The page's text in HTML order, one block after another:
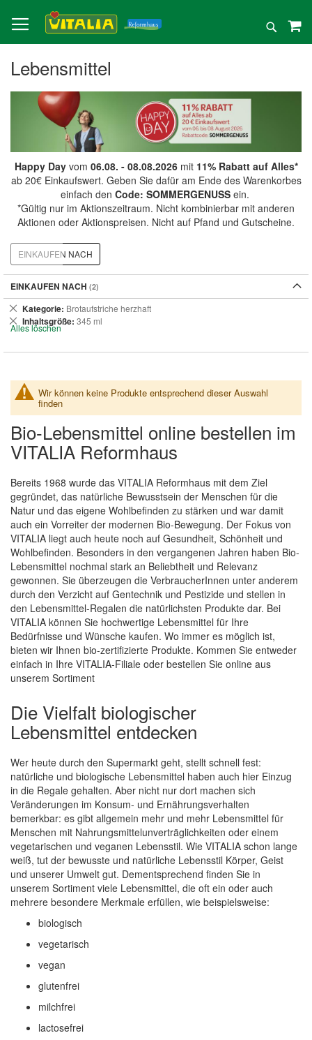
zum
Inhalt
Suche
Lebensmittel
Happy Dayvom 06.08. - 08.08.2026mit 11% Rabatt auf Alles*
ab 20€ Einkaufswert. Geben Sie dafür am Ende des Warenkorbes
einfach den Code: SOMMERGENUSSein.
*Gültig nur im Aktionszeitraum. Nicht kombinierbar mit anderen
Aktionen oder Aktionspreisen. Nicht auf Pfand und Gutscheine.
Wir können keine Produkte entsprechend dieser Auswahl
finden
Bio-Lebensmittel online bestellen im
VITALIA Reformhaus
Bereits 1968 wurde das VITALIA Reformhaus mit dem Ziel
gegründet, das natürliche Bewusstsein der Menschen für die
Natur und das eigene Wohlbefinden zu stärken und war damit
auch ein Vorreiter der modernen Bio-Bewegung. Der Fokus von
VITALIA liegt auch heute noch auf Gesundheit, Schönheit und
Wohlbefinden. Besonders in den vergangenen Jahren haben Bio-
Lebensmittel nochmal stark an Beliebtheit und Relevanz
gewonnen. Sie überzeugen die VerbraucherInnen unter anderem
durch den Verzicht auf Gentechnik und Pestizide und stellen in
den Lebensmittel-Regalen die natürlichsten Produkte dar. Bei
VITALIA können Sie hochwertige Lebensmittel für Ihre
Bedürfnisse und Wünsche kaufen. Wo immer es möglich ist,
bieten wir Ihnen bio-zertifizierte Produkte. Kommen Sie entweder
einfach in Ihre VITALIA-Filiale oder bestellen Sie online aus
unserem Sortiment
Die Vielfalt biologischer
Lebensmittel entdecken
Wer heute durch den Supermarkt geht, stellt schnell fest:
natürliche und biologische Lebensmittel haben auch hier Einzug
in die Regale gehalten. Aber nicht nur dort machen sich
Veränderungen im Konsum- und Ernährungsverhalten
bemerkbar: es gibt allgemein mehr und mehr Lebensmittel für
Menschen mit Nahrungsmittelunverträglichkeiten oder einem
vegetarischen und veganen Lebensstil. Wie VITALIA schon lange
weiß, tut der bewusste und natürliche Lebensstil Körper, Geist
und unserer Umwelt gut. Dementsprechend finden Sie in
unserem Sortiment viele Lebensmittel, die oft ein oder auch
mehrere besondere Merkmale erfüllen, wie beispielsweise:
biologisch
vegetarisch
vegan
glutenfrei
milchfrei
lactosefrei
EINKAUFEN NACH
EINKAUFEN NACH
Kategorie Brotaufstriche herzhaft
Dies
entfernen
Inhaltsgröße 345 ml
Dies
entfernen
Alles löschen